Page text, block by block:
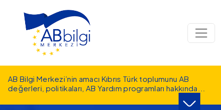
AB Bilgi Merkezi’nin amacı Kıbrıs Türk toplumunu AB
değerleri, politikaları, AB Yardım programları hakkında ...